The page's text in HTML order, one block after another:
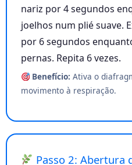
nariz por 4 segundos
joelhos num plié suave.
por 6 segundos
pernas. Repita 6 vezes.
Benefício: Ativa o
movimento à respiração.
Passo 2: Abertura